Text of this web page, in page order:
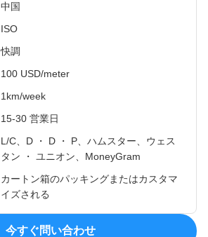
中国
ISO
快調
100 USD/meter
1km/week
15-30 営業日
L/C、D ・ D ・ P、ハムスター、ウェス
タン ・ ユニオン、MoneyGram
カートン箱のパッキングまたはカスタマ
イズされる
今すぐ問い合わせ